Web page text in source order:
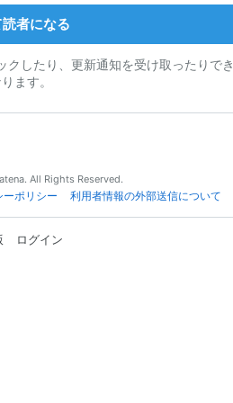
者になる
したり、更新通知を受け取ったりでき
ます。
All Rights Reserved.
ーポリシー 利用者情報の外部送信について
ログイン